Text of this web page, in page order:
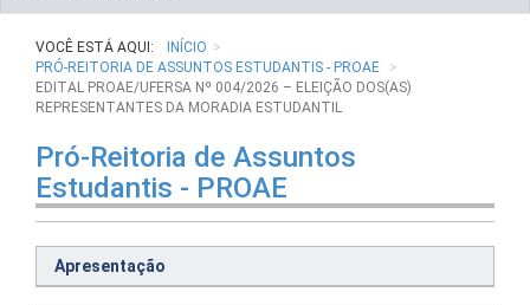
VOCÊ ESTÁ AQUI:
INÍCIO
PRÓ-REITORIA DE ASSUNTOS ESTUDANTIS - PROAE
EDITAL PROAE/UFERSA Nº 004/2026 – ELEIÇÃO DOS(AS)
REPRESENTANTES DA MORADIA ESTUDANTIL
Pró-Reitoria de Assuntos
Estudantis - PROAE
Apresentação